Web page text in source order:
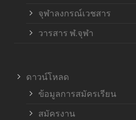
จุฬาลงกรณ์เวชสาร
วารสาร ฬ.จุฬา
ดาวน์โหลด
ข้อมูลการสมัครเรียน
สมัครงาน